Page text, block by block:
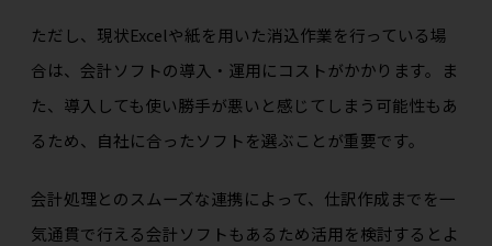
ただし、現状Excelや紙を用いた消込作業を行っている場
合は、会計ソフトの導入・運用にコストがかかります。ま
た、導入しても使い勝手が悪いと感じてしまう可能性もあ
るため、自社に合ったソフトを選ぶことが重要です。
会計処理とのスムーズな連携によって、仕訳作成までを一
気通貫で行える会計ソフトもあるため活用を検討するとよ